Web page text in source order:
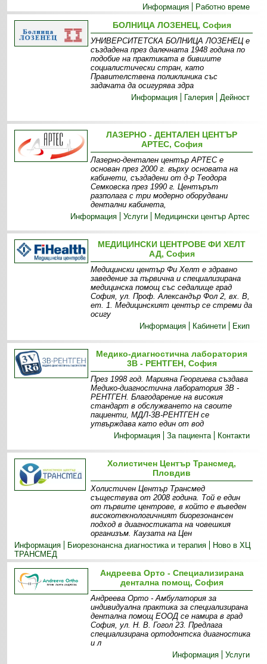
Информация
Работно време
БОЛНИЦА ЛОЗЕНЕЦ, София
УНИВЕРСИТЕТСКА БОЛНИЦА ЛОЗЕНЕЦ е
създадена през далечната 1948 година по
подобие на практиката в бившите
социалистически стран, като
Правителствена поликлиника със
задачата да осигурява здра
Информация
Галерия Дейност
ЛАЗЕРНО - ДЕНТАЛЕН ЦЕНТЪР
АРТЕС, София
Лазерно-дентален център АРТЕС е
основан през 2000 г. върху основата на
кабинети, създадени от д-р Теодора
Семковска през 1990 г. Центърът
разполага с три модерно оборудвани
дентални кабинета,
Информация
Услуги Медицински център Артес
МЕДИЦИНСКИ ЦЕНТРОВЕ ФИ ХЕЛТ
АД, София
Медицински център Фи Хелт е здравно
заведение за първична и специализирана
медицинска помощ със седалище град
София, ул. Проф. Александър Фол 2, вх. В,
ет. 1. Медицинският център се стреми да
осигу
Информация
Кабинети Екип
Медико-диагностична лаборатория
3В - РЕНТГЕН, София
През 1998 год. Марияна Георгиева създава
Медико-диагностична лаборатория 3В -
РЕНТГЕН. Благодарение на високия
стандарт в обслужването на своите
пациенти, МДЛ-3В-РЕНТГЕН се
утвърждава като един от вод
Информация
За пациента Контакти
Холистичен Център Трансмед,
Пловдив
Холистичен Център Трансмед
съществува от 2008 година. Той е един
от първите центрове, в който е въведен
високотехнологичният биорезонансен
подход в диагностиката на човешкия
организъм. Каузата на Цен
Информация
Биорезонансна диагностика и терапия
Ново в ХЦ
ТРАНСМЕД
Андреева Орто - Специализирана
дентална помощ, София
Андреева Орто - Амбулатория за
индивидуална практика за специализирана
дентална помощ ЕООД се намира в град
София, ул. Н. В. Гогол 23. Предлага
специализирана ортодонтска диагностика
и л
Информация
Услуги